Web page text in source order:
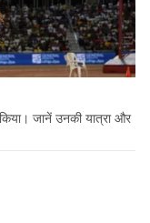
जानें उनकी यात्रा और